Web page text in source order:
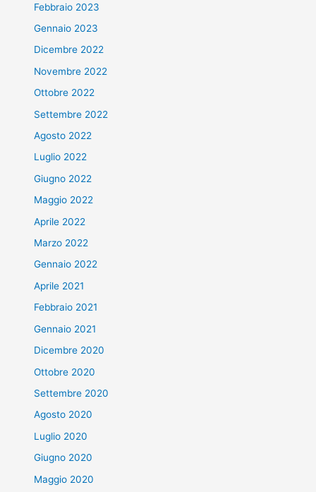
Febbraio 2023
Gennaio 2023
Dicembre 2022
Novembre 2022
Ottobre 2022
Settembre 2022
Agosto 2022
Luglio 2022
Giugno 2022
Maggio 2022
Aprile 2022
Marzo 2022
Gennaio 2022
Aprile 2021
Febbraio 2021
Gennaio 2021
Dicembre 2020
Ottobre 2020
Settembre 2020
Agosto 2020
Luglio 2020
Giugno 2020
Maggio 2020